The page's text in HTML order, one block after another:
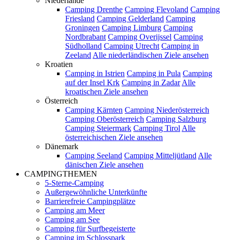
Camping Drenthe Camping Flevoland Camping
Friesland Camping Gelderland Camping
Groningen Camping Limburg Camping
Nordbrabant Camping Overijssel Camping
Südholland Camping Utrecht Camping in
Zeeland Alle niederländischen Ziele ansehen
Kroatien
Camping in Istrien Camping in Pula Camping
auf der Insel Krk Camping in Zadar Alle
kroatischen Ziele ansehen
Österreich
Camping Kärnten Camping Niederösterreich
Camping Oberösterreich Camping Salzburg
Camping Steiermark Camping Tirol Alle
österreichischen Ziele ansehen
Dänemark
Camping Seeland Camping Mitteljütland Alle
dänischen Ziele ansehen
CAMPINGTHEMEN
5-Sterne-Camping
Außergewöhnliche Unterkünfte
Barrierefreie Campingplätze
Camping am Meer
Camping am See
Camping für Surfbegeisterte
Camping im Schlosspark